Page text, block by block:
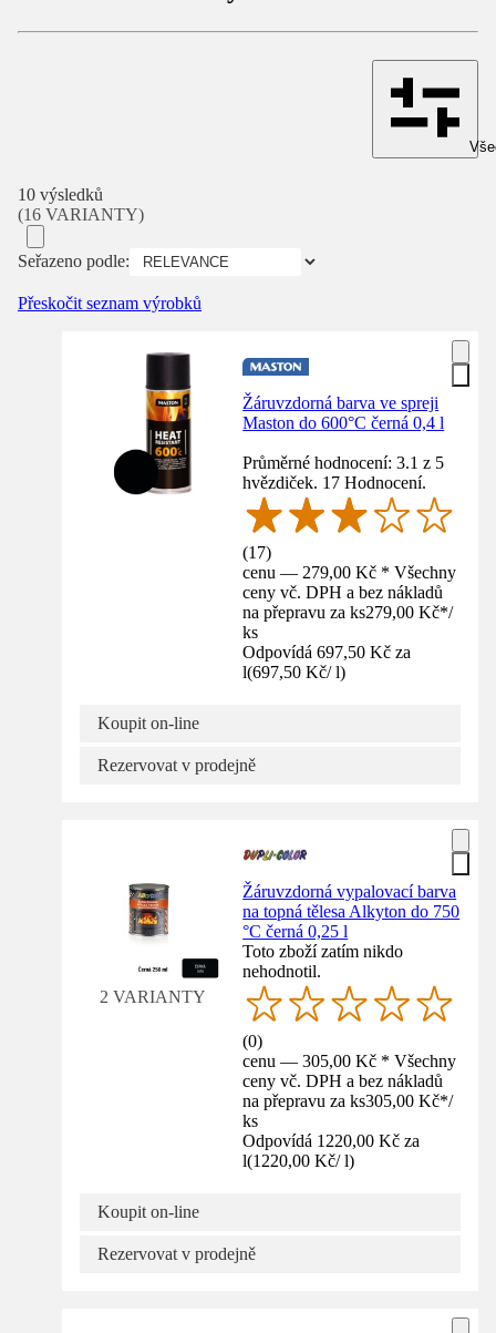
10 výsledků
(16 VARIANTY)
Seřazeno podle:
Přeskočit seznam výrobků
Žáruvzdorná barva ve spreji
Maston do 600°C černá 0,4 l
Průměrné hodnocení: 3.1 z 5
hvězdiček. 17 Hodnocení.
(17)
cenu — 279,00 Kč * Všechny
ceny vč. DPH a bez nákladů
na přepravu za ks279,00 Kč*/
ks
Odpovídá 697,50 Kč za
l(697,50 Kč/ l)
Koupit on-line
Rezervovat v prodejně
2 VARIANTY
Žáruvzdorná vypalovací barva
na topná tělesa Alkyton do 750
°C černá 0,25 l
Toto zboží zatím nikdo
nehodnotil.
(0)
cenu — 305,00 Kč * Všechny
ceny vč. DPH a bez nákladů
na přepravu za ks305,00 Kč*/
ks
Odpovídá 1220,00 Kč za
l(1220,00 Kč/ l)
Koupit on-line
Rezervovat v prodejně